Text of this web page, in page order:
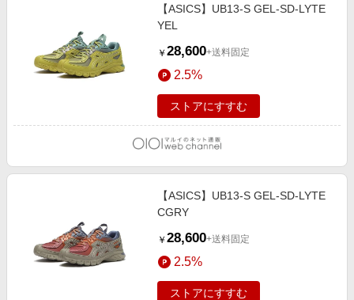
【ASICS】UB13-S GEL-SD-LYTE
YEL
￥ 28,600+送料固定
2.5%
ストアにすすむ
【ASICS】UB13-S GEL-SD-LYTE
CGRY
￥ 28,600+送料固定
2.5%
ストアにすすむ